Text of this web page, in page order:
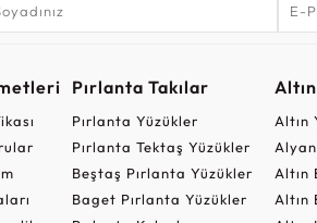
Pırlanta Takılar
Pırlanta Yüzükler
Pırlanta Tektaş Yüzükler
Beştaş Pırlanta Yüzükler
Baget Pırlanta Yüzükler
Altın
Altın
Altın